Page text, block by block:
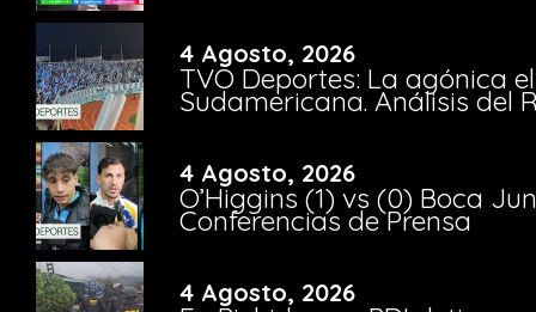
4 Agosto, 2026
TVO Deportes: La agónica
Sudamericana. Análisis del
4 Agosto, 2026
O’Higgins (1) vs (0) Boca
Conferencias de Prensa
4 Agosto, 2026